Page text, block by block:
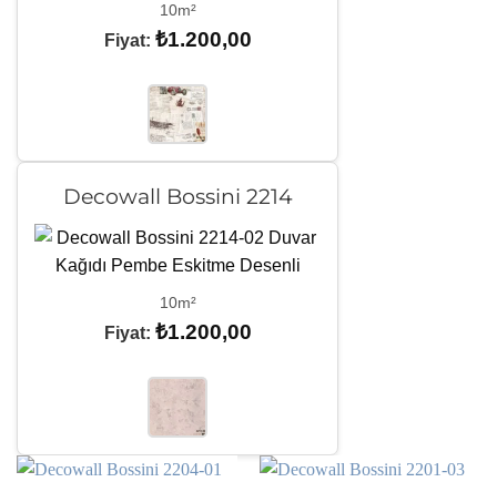
10m²
Fiyat: ₺1.200,00
Decowall Bossini 2214
10m²
Fiyat: ₺1.200,00